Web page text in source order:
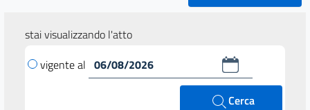
stai visualizzando l'atto
vigente al
Cerca